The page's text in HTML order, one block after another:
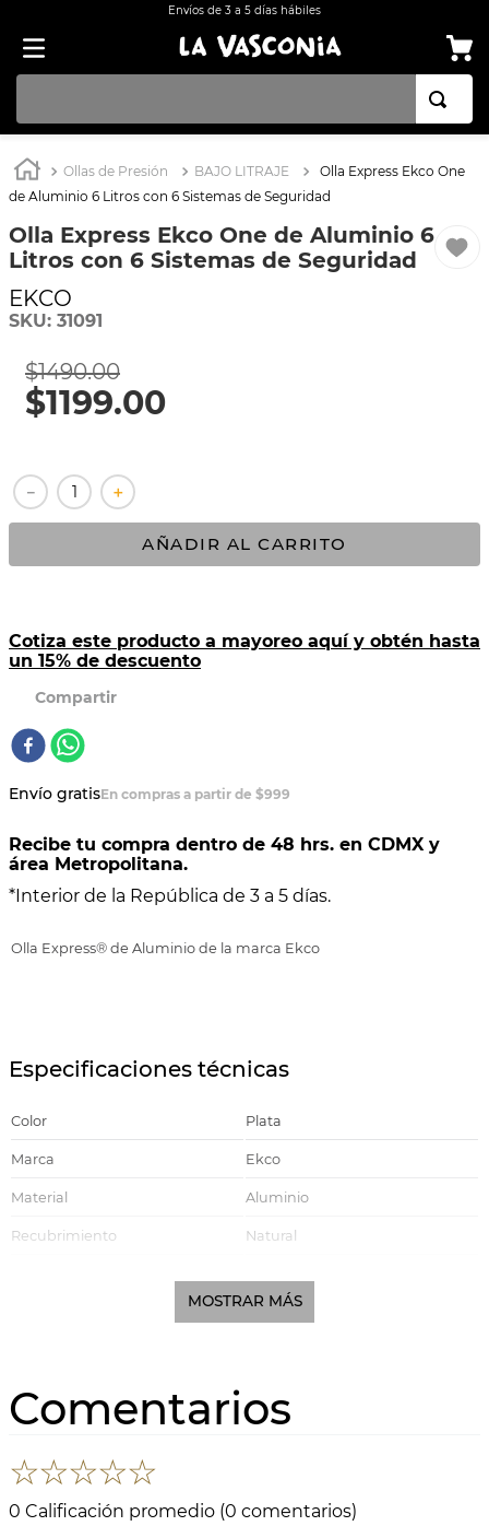
Envíos de 3 a 5 días hábiles
Ollas de Presión BAJO LITRAJE
Olla Express Ekco One
de Aluminio 6 Litros con 6 Sistemas de Seguridad
Olla Express Ekco One de Aluminio 6
Litros con 6 Sistemas de Seguridad
EKCO
SKU: 31091
$1490.00
$1199.00
＋
－
AÑADIR AL CARRITO
Cotiza este producto a mayoreo aquí y obtén hasta
un 15% de descuento
Envío gratisEn compras a partir de $999
Recibe tu compra dentro de 48 hrs. en CDMX y
área Metropolitana.
*Interior de la República de 3 a 5 días.
Olla Express® de Aluminio de la marca Ekco
Especificaciones técnicas
Color Plata
Marca Ekco
Material Aluminio
Recubrimiento Natural
Estufa Eléctrica, Estufa de Gas,
Estufa Vitrocerámica
MOSTRAR MÁS
Comentarios
☆☆☆☆☆
0 Calificación promedio (0 comentarios)
1. BATERÍA COCINA EKCO ALUMINIO ANTIADHERENTE 32 PIEZAS
3. OLLA
4. INDUCCIÓN
5. ARROCERA
6. SARTEN
7. VAPORERAS
ACERO INOXIDABLE
10. COMAL